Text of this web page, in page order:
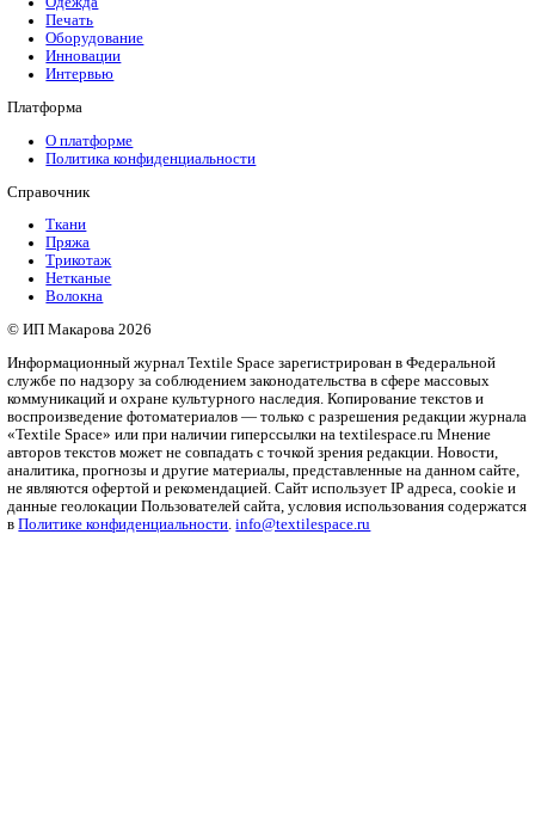
есть…
Для производства тканей используют различное
операции – свое. Чтобы сделать накатку материала в ролики
текстильный накатный станок. Он бывает двух видов,
различаются…
для смягчения и сушки тканей нехимическим путем
Современная текстильная…
Рубрики
Бизнес
Мода и дизайн
Полезный контент
Ритейл
Одежда
Печать
Оборудование
Инновации